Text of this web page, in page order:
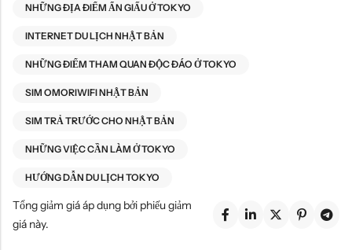
NHỮNG ĐỊA ĐIỂM ẨN GIẤU Ở TOKYO
INTERNET DU LỊCH NHẬT BẢN
NHỮNG ĐIỂM THAM QUAN ĐỘC ĐÁO Ở TOKYO
SIM OMORIWIFI NHẬT BẢN
SIM TRẢ TRƯỚC CHO NHẬT BẢN
NHỮNG VIỆC CẦN LÀM Ở TOKYO
HƯỚNG DẪN DU LỊCH TOKYO
Tổng giảm giá áp dụng bởi phiếu giảm
giá này.